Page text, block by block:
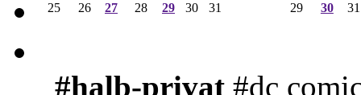
25
26 27 28 29 30 31
29
30 31
#halb-privat #dc